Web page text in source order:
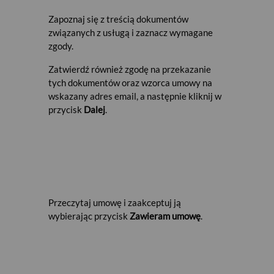
Zapoznaj się z treścią dokumentów
związanych z usługą i zaznacz wymagane
zgody.
Zatwierdź również zgodę na przekazanie
tych dokumentów oraz wzorca umowy na
wskazany adres email, a następnie kliknij w
przycisk Dalej.
Przeczytaj umowę i zaakceptuj ją
wybierając przycisk Zawieram umowę.
w dowolnym Punkcie Usług
Maklerskich. Pamiętaj, żeby zabrać ze
sobą na spotkanie ważny dokument
selekcji spółek, którego celem jest
wyszukanie walorów o wysokim
potencjale utrzymania obowiązującego
trendu wzrostowego lub zmiany trendu
spadkowego na wzrostowy.
Komentarze do sesji
Serwis dostępny w aplikacji eTrader,
finansowych wraz ze wskazaniem
przyczyn tych ruchów, bieżące dane